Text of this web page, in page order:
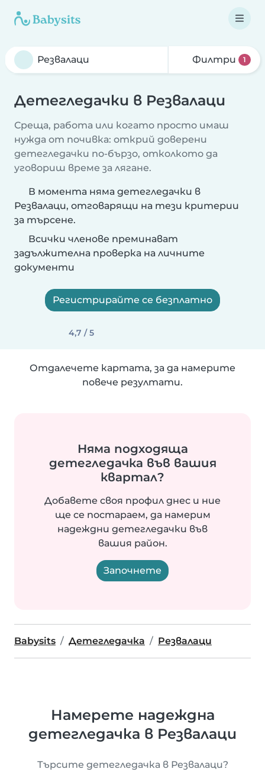
Филтри 1
Детегледачки в Резвалаци
Среща, работа или когато просто имаш
нужда от почивка: открий доверени
детегледачки по-бързо, отколкото да
уговориш време за лягане.
В момента няма детегледачки в
Резвалаци, отговарящи на тези критерии
за търсене.
Всички членове преминават
задължителна проверка на личните
документи
Регистрирайте се безплатно
4,7 / 5
Отдалечете картата, за да намерите
повече резултати.
Няма подходяща
детегледачка във вашия
квартал?
Добавете своя профил днес и ние
ще се постараем, да намерим
надеждни детегледачки във
вашия район.
Започнете
Babysits Детегледачка Резвалаци
Намерете надеждна
детегледачка в Резвалаци
Търсите детегледачка в Резвалаци?